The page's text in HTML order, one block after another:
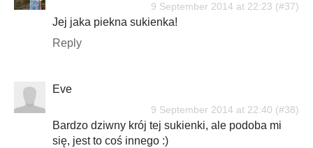
9 September 2014 at 22:23
Jej jaka piekna sukienka!
Reply
Eve
9 September 2014 at 22:40
Bardzo dziwny krój tej sukienki, ale podoba mi
się, jest to coś innego :)